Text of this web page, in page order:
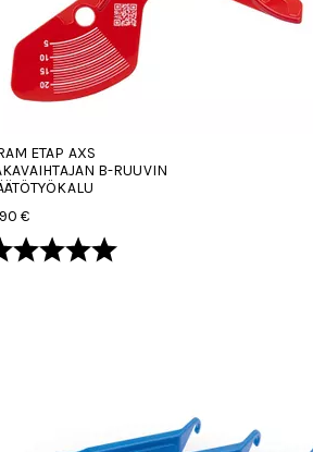
ETAP AXS
B-RUUVIN
€
5.0 5:sta tähdestä